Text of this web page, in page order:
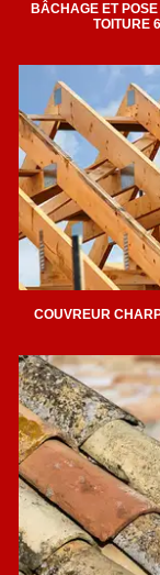
BÂCHAGE ET
TOITURE
COUVREUR